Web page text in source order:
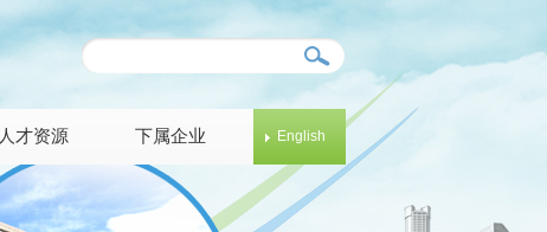
人才资源 下属企业 English